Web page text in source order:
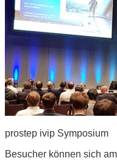
prostep ivip Symposium
Besucher können sich